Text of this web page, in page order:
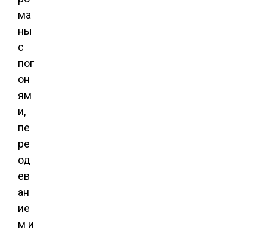
ма
ны
с
пог
он
ям
и,
пе
ре
од
ев
ан
ие
м и